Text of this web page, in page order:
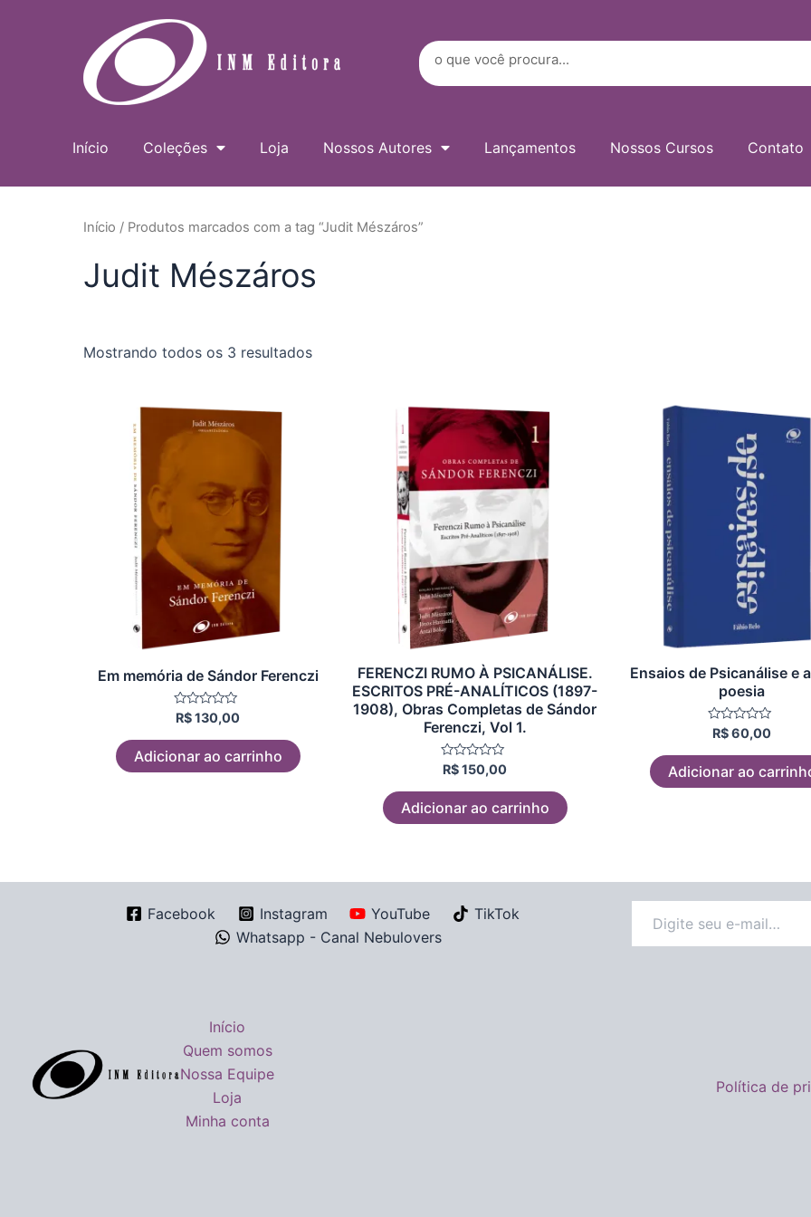
Search
Início Coleções Loja Nossos Autores Lançamentos Nossos Cursos Contato
Início / Produtos marcados com a tag “Judit Mészáros”
Judit Mészáros
Mostrando todos os 3 resultados
Em memória de Sándor Ferenczi
Avaliação
de
5
R$130,00
Adicionar ao carrinho
FERENCZI RUMO À PSICANÁLISE.
ESCRITOS PRÉ-ANALÍTICOS (1897-
1908), Obras Completas de Sándor
Ferenczi, Vol 1.
Avaliação
de
5
R$150,00
Adicionar ao carrinho
Ensaios de Psicanálise e
poesia
Avaliação
de
5
R$60,00
Adicionar ao
Facebook Instagram YouTube
TikTok
Whatsapp - Canal Nebulovers
e-
Início
Quem somos
Nossa Equipe
Loja
Minha conta
Política de